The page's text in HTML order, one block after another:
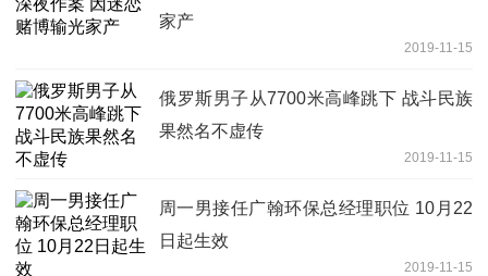
家产
2019-11-15
俄罗斯男子从7700米高峰跳下 战斗民族
果然名不虚传
2019-11-15
周一男接任广翰环保总经理职位 10月22
日起生效
2019-11-15